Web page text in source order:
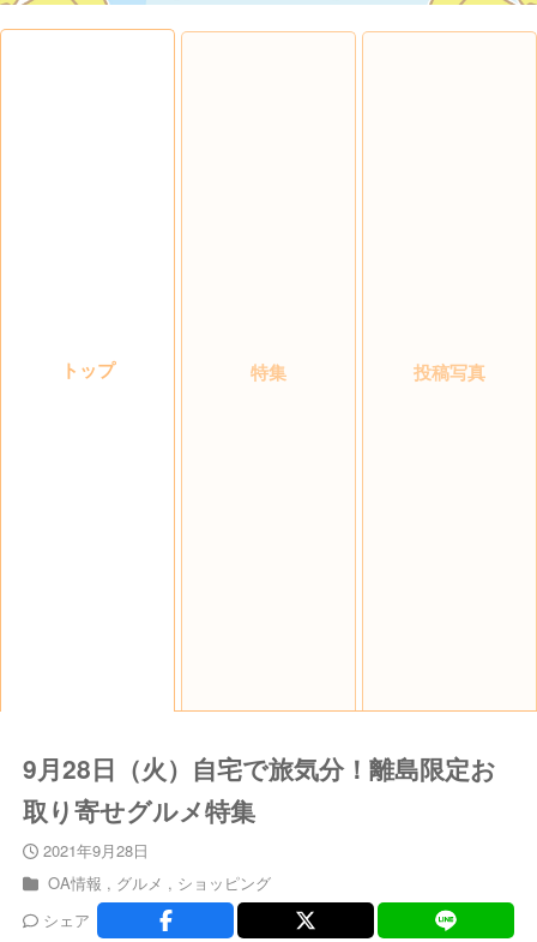
トップ 特集 投稿写真
9月28日（火）自宅で旅気分！離島限定お
取り寄せグルメ特集
2021年9月28日
OA情報
グルメ
ショッピング
シェア